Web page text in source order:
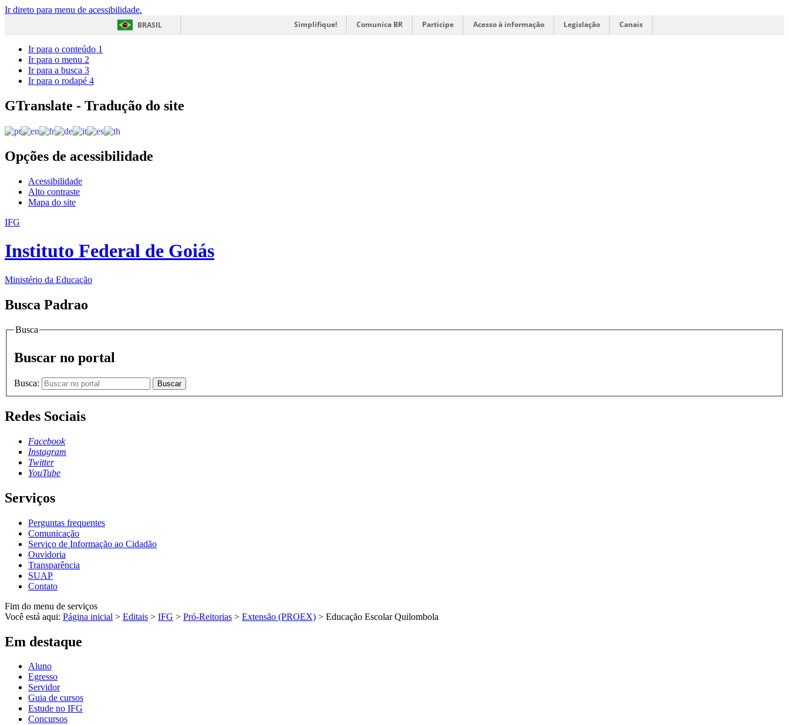
Ir direto para menu de acessibilidade.
BRASIL
Simplifique! Comunica BR Participe Acesso à informação Legislação Canais
Ir para o conteúdo 1
Ir para o menu 2
Ir para a busca 3
Ir para o rodapé 4
GTranslate - Tradução do site
Opções de acessibilidade
Acessibilidade
Alto contraste
Mapa do site
IFG
Instituto Federal de Goiás
Ministério da Educação
Busca Padrao
Busca
Buscar no portal
Busca: Buscar
Redes Sociais
Facebook
Instagram
Twitter
YouTube
Serviços
Perguntas frequentes
Comunicação
Serviço de Informação ao Cidadão
Ouvidoria
Transparência
SUAP
Contato
Fim do menu de serviços
Você está aqui: Página inicial > Editais > IFG > Pró-Reitorias > Extensão (PROEX) > Educação Escolar Quilombola
Em destaque
Aluno
Egresso
Servidor
Guia de cursos
Estude no IFG
Concursos